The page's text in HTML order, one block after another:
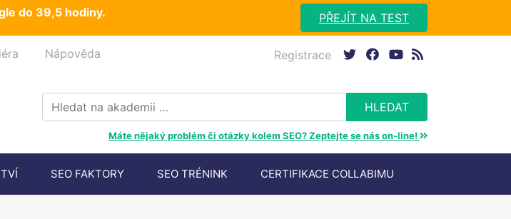
do 39,5 hodiny. PŘEJÍT NA TEST
Nápověda
Registrace
Máte nějaký problém či otázky kolem SEO? Zeptejte se nás on-line!
SEO FAKTORY SEO TRÉNINK CERTIFIKACE COLLABIMU